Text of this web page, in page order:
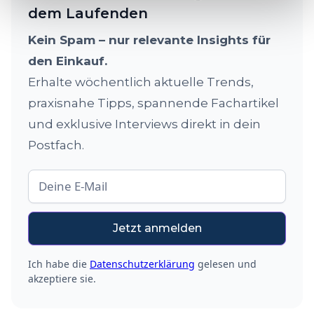
dem Laufenden
Kein Spam – nur relevante Insights für
den Einkauf.
Erhalte wöchentlich aktuelle Trends,
praxisnahe Tipps, spannende Fachartikel
und exklusive Interviews direkt in dein
Postfach.
Ich habe die Datenschutzerklärung gelesen und
akzeptiere sie.